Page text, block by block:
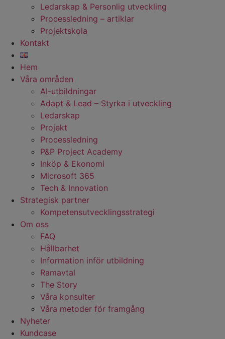
Ledarskap & Personlig utveckling
Processledning – artiklar
Projektskola
Kontakt
Hem
Våra områden
AI-utbildningar
Adapt & Lead – Styrka i utveckling
Ledarskap
Projekt
Processledning
P&P Project Academy
Inköp & Ekonomi
Microsoft 365
Tech & Innovation
Strategisk partner
Kompetensutvecklingsstrategi
Om oss
FAQ
Hållbarhet
Information inför utbildning
Ramavtal
The Story
Våra konsulter
Våra metoder för framgång
Nyheter
Kundcase